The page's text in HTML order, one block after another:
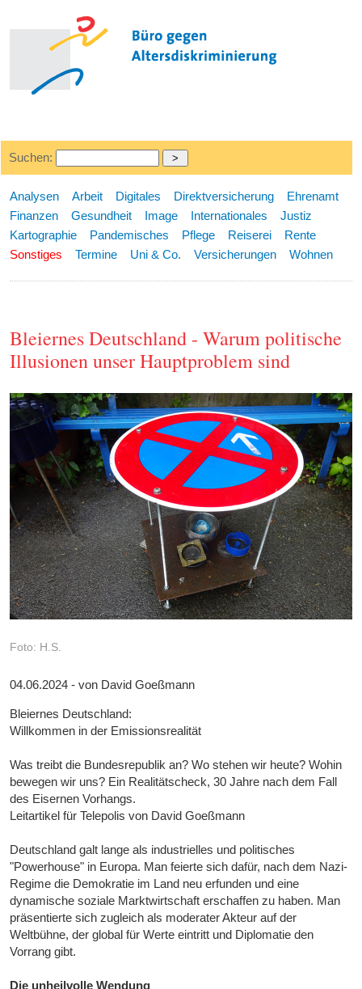
Suchen:
Analysen Arbeit Digitales Direktversicherung
Ehrenamt
Finanzen
Gesundheit Image Internationales
Justiz
Kartographie
Pandemisches Pflege Reiserei
Rente
Sonstiges
Termine Uni & Co. Versicherungen Wohnen
Bleiernes Deutschland - Warum politische
Illusionen unser Hauptproblem sind
Foto: H.S.
04.06.2024 - von David Goeßmann
Bleiernes Deutschland:
Willkommen in der Emissionsrealität
Was treibt die Bundesrepublik an? Wo stehen wir heute? Wohin
bewegen wir uns? Ein Realitätscheck, 30 Jahre nach dem Fall
des Eisernen Vorhangs.
Leitartikel für Telepolis von David Goeßmann
Deutschland galt lange als industrielles und politisches
"Powerhouse" in Europa. Man feierte sich dafür, nach dem Nazi-
Regime die Demokratie im Land neu erfunden und eine
dynamische soziale Marktwirtschaft erschaffen zu haben. Man
präsentierte sich zugleich als moderater Akteur auf der
Weltbühne, der global für Werte eintritt und Diplomatie den
Vorrang gibt.
Die unheilvolle Wendung